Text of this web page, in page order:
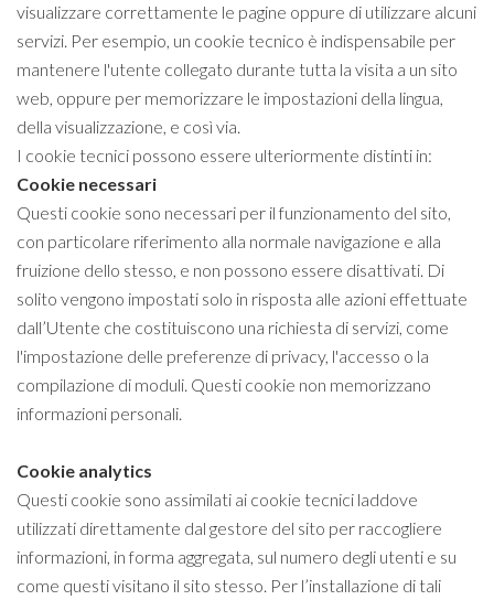
visualizzare correttamente le pagine oppure di utilizzare alcuni
servizi. Per esempio, un cookie tecnico è indispensabile per
mantenere l'utente collegato durante tutta la visita a un sito
web, oppure per memorizzare le impostazioni della lingua,
della visualizzazione, e così via.
I cookie tecnici possono essere ulteriormente distinti in:
Cookie necessari
Questi cookie sono necessari per il funzionamento del sito,
con particolare riferimento alla normale navigazione e alla
fruizione dello stesso, e non possono essere disattivati. Di
solito vengono impostati solo in risposta alle azioni effettuate
dall’Utente che costituiscono una richiesta di servizi, come
l'impostazione delle preferenze di privacy, l'accesso o la
compilazione di moduli. Questi cookie non memorizzano
informazioni personali.
Cookie analytics
Questi cookie sono assimilati ai cookie tecnici laddove
utilizzati direttamente dal gestore del sito per raccogliere
informazioni, in forma aggregata, sul numero degli utenti e su
come questi visitano il sito stesso. Per l’installazione di tali